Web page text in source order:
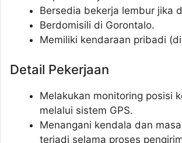
Bersedia bekerja lembur jika
Berdomisili di Gorontalo.
Memiliki kendaraan pribadi
Detail Pekerjaan
Melakukan monitoring posisi
melalui sistem GPS.
Menangani kendala dan
terjadi selama proses